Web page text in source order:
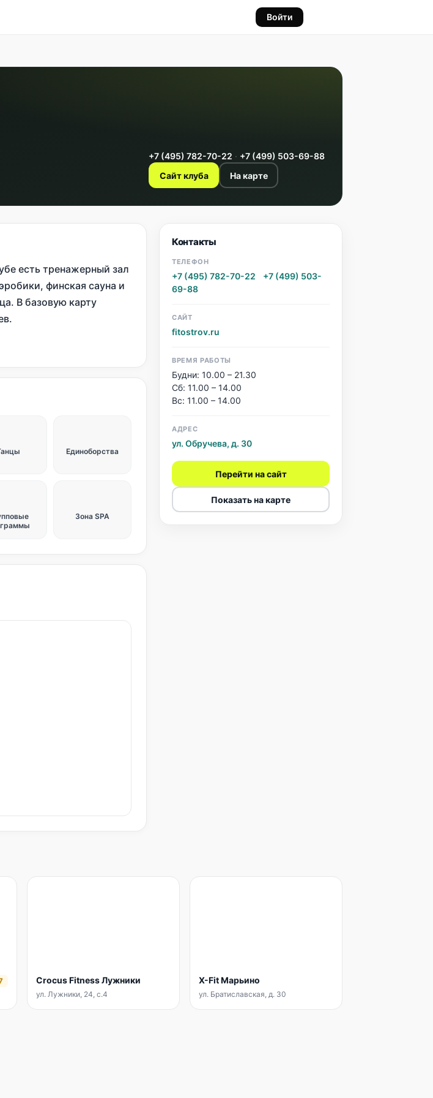
Войти
+7 (495) 782-70-22 · +7 (499) 503-69-88
Сайт клуба
На карте
есть тренажерный зал
финская сауна и
В базовую карту
Единоборства
Зона SPA
Контакты
ТЕЛЕФОН
+7 (495) 782-70-22
+7 (499) 503-
69-88
САЙТ
fitostrov.ru
ВРЕМЯ РАБОТЫ
Будни: 10.00 – 21.30
Сб: 11.00 – 14.00
Вс: 11.00 – 14.00
АДРЕС
ул. Обручева, д. 30
Перейти на сайт
Показать на карте
Crocus Fitness Лужники
ул. Лужники, 24, с.4
X-Fit Марьино
ул. Братиславская, д. 30